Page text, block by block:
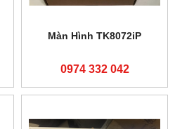
Màn Hình TK8072iP
0974 332 042